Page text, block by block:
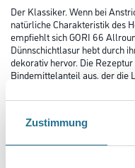
Zustimmung
Der Klassiker. Wenn bei
natürliche Charakteristik des
empfiehlt sich GORI 66
Dünnschichtlasur hebt durch
dekorativ hervor. Die
Bindemittelanteil aus, der die
Lasur besitzt eine sehr gute
sowie tropischen Holzarten